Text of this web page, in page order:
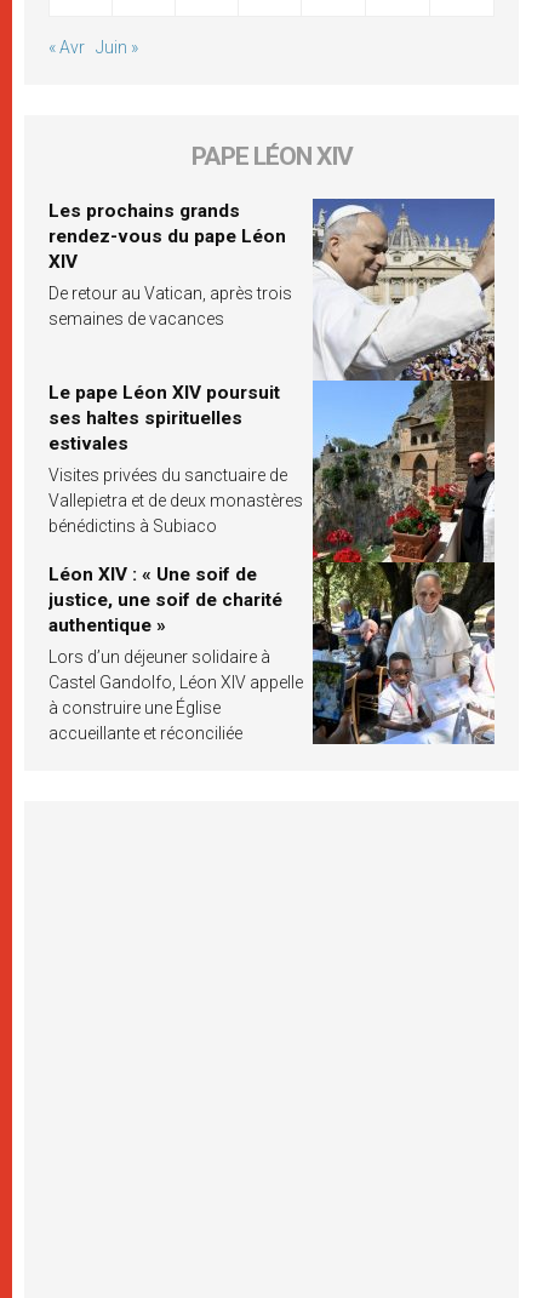
« Avr Juin »
PAPE LÉON XIV
Les prochains grands
rendez-vous du pape Léon
XIV
De retour au Vatican, après trois
semaines de vacances
Le pape Léon XIV poursuit
ses haltes spirituelles
estivales
Visites privées du sanctuaire de
Vallepietra et de deux monastères
bénédictins à Subiaco
Léon XIV : « Une soif de
justice, une soif de charité
authentique »
Lors d’un déjeuner solidaire à
Castel Gandolfo, Léon XIV appelle
à construire une Église
accueillante et réconciliée